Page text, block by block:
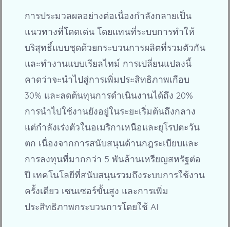
การประมวลผลอย่างต่อเนื่องกำลังกลายเป็น
แนวทางที่โดดเด่น โดยแทนที่ระบบการทำให้
บริสุทธิ์แบบชุดด้วยกระบวนการผลิตที่รวมตัวกัน
และทำงานแบบเรียลไทม์ การเปลี่ยนแปลงนี้
คาดว่าจะนำไปสู่การเพิ่มประสิทธิภาพเกือบ
30% และลดต้นทุนการดำเนินงานได้ถึง 20%
การนำไปใช้งานยังอยู่ในระยะเริ่มต้นถึงกลาง
แต่กำลังเร่งตัวในอเมริกาเหนือและยุโรปตะวัน
ตก เนื่องจากการสนับสนุนด้านกฎระเบียบและ
การลงทุนที่มากกว่า 5 พันล้านเหรียญสหรัฐต่อ
ปี เทคโนโลยีที่สนับสนุนรวมถึงระบบการใช้งาน
ครั้งเดียว เซนเซอร์ขั้นสูง และการเพิ่ม
ประสิทธิภาพกระบวนการโดยใช้ AI